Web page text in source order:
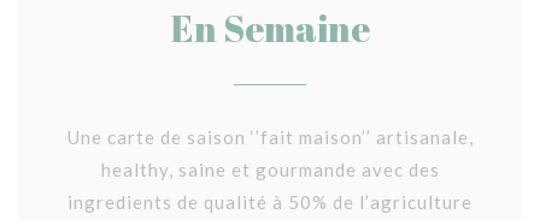
En Semaine
Une carte de saison ‘’fait maison’’ artisanale,
healthy, saine et gourmande avec des
ingredients de qualité à 50% de l’agriculture